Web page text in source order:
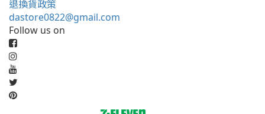
退換貨政策
dastore0822@gmail.com
Follow us on